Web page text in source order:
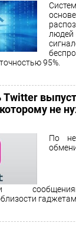
95%.
Twitter
не
По